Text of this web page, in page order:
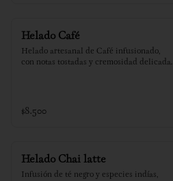
Helado Café
Helado artesanal de Café infusionado,
con notas tostadas y cremosidad delicada.
$8.500
Helado Chai latte
Infusión de té negro y especies indías,